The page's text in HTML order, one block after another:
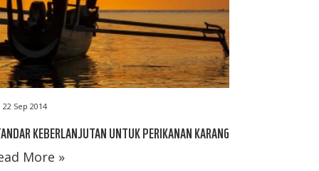
22 Sep 2014
KEBERLANJUTAN UNTUK PERIKANAN KARANG
More »